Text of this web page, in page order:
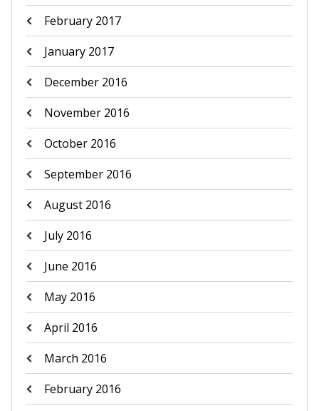
February 2017
January 2017
December 2016
November 2016
October 2016
September 2016
August 2016
July 2016
June 2016
May 2016
April 2016
March 2016
February 2016